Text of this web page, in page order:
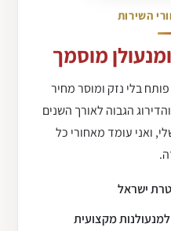
השירות
מוסמך
בלי נזק ומוסר מחיר
הגבוה לאורך השנים
ואני עומד מאחורי כל
ישראל
מקצועית